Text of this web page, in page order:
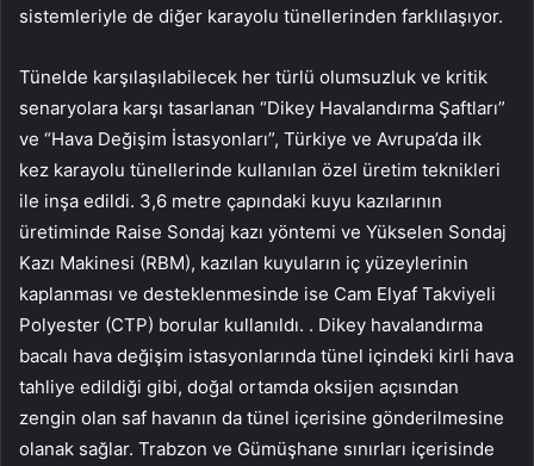
sistemleriyle de diğer karayolu tünellerinden farklılaşıyor.
Tünelde karşılaşılabilecek her türlü olumsuzluk ve kritik
senaryolara karşı tasarlanan “Dikey Havalandırma Şaftları”
ve “Hava Değişim İstasyonları”, Türkiye ve Avrupa’da ilk
kez karayolu tünellerinde kullanılan özel üretim teknikleri
ile inşa edildi. 3,6 metre çapındaki kuyu kazılarının
üretiminde Raise Sondaj kazı yöntemi ve Yükselen Sondaj
Kazı Makinesi (RBM), kazılan kuyuların iç yüzeylerinin
kaplanması ve desteklenmesinde ise Cam Elyaf Takviyeli
Polyester (CTP) borular kullanıldı. . Dikey havalandırma
bacalı hava değişim istasyonlarında tünel içindeki kirli hava
tahliye edildiği gibi, doğal ortamda oksijen açısından
zengin olan saf havanın da tünel içerisine gönderilmesine
olanak sağlar. Trabzon ve Gümüşhane sınırları içerisinde